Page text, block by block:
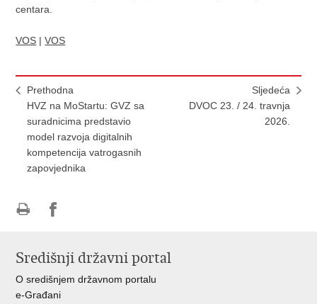
centara.
VOS |VOS
Prethodna
HVZ na MoStartu: GVZ sa
suradnicima predstavio
model razvoja digitalnih
kompetencija vatrogasnih
zapovjednika
Sljedeća
DVOC 23. / 24. travnja
2026.
Facebooku
Središnji državni portal
O središnjem državnom portalu
e-Građani